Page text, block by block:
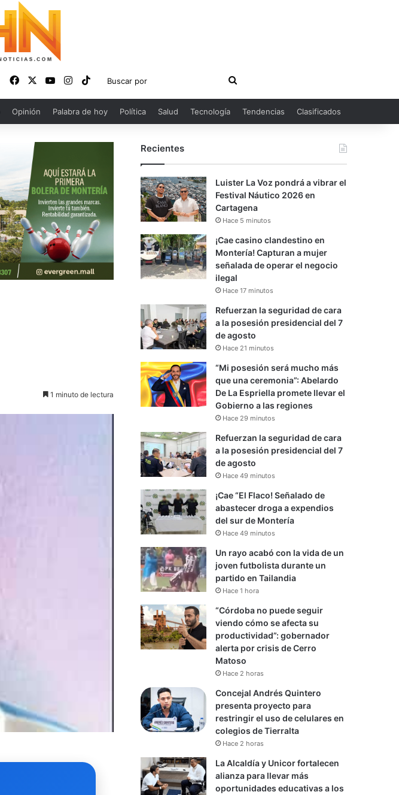
FacebookYouTubeInstagram
TikTok
Buscar
por
Opinión Palabra de hoy Política Salud Tecnología Tendencias Clasificados
1 minuto de lectura
Recientes
Luister La Voz pondrá a vibrar el
Festival Náutico 2026 en
Cartagena
Hace 5 minutos
¡Cae casino clandestino en
Montería! Capturan a mujer
señalada de operar el negocio
ilegal
Hace 17 minutos
Refuerzan la seguridad de cara
a la posesión presidencial del 7
de agosto
Hace 21 minutos
“Mi posesión será mucho más
que una ceremonia”: Abelardo
De La Espriella promete llevar el
Gobierno a las regiones
Hace 29 minutos
Refuerzan la seguridad de cara
a la posesión presidencial del 7
de agosto
Hace 49 minutos
¡Cae “El Flaco! Señalado de
abastecer droga a expendios
del sur de Montería
Hace 49 minutos
Un rayo acabó con la vida de un
joven futbolista durante un
partido en Tailandia
Hace 1 hora
“Córdoba no puede seguir
viendo cómo se afecta su
productividad”: gobernador
alerta por crisis de Cerro
Matoso
Hace 2 horas
Concejal Andrés Quintero
presenta proyecto para
restringir el uso de celulares en
colegios de Tierralta
Hace 2 horas
La Alcaldía y Unicor fortalecen
alianza para llevar más
oportunidades educativas a los